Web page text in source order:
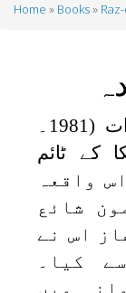
Home Books
سابق صدر مصر انور سادات (1981۔
کے ٹائم
1981) نے اس واقعہ
شائع
اس نے
کیا۔
میں